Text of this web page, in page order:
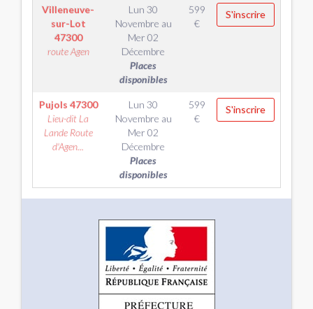
Villeneuve-
sur-Lot
47300
route Agen
Lun 30
Novembre au
Mer 02
Décembre
Places
disponibles
599
€
S'inscrire
Pujols 47300
Lieu-dit La
Lande Route
d'Agen...
Lun 30
Novembre au
Mer 02
Décembre
Places
disponibles
599
€
S'inscrire